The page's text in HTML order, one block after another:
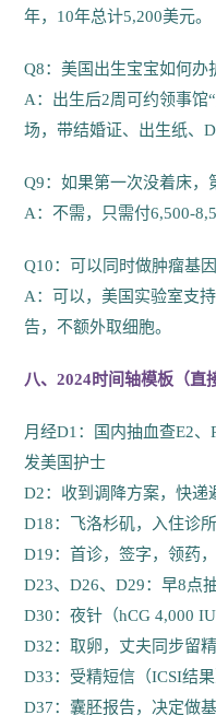
年，10年总计5,200美元。
Q8：美国出生宝宝如何办
A：出生后2周可约领事馆
场，带结婚证、出生纸、
Q9：如果第一次没着床，
A：不需，只需付6,500-
Q10：可以同时做肿瘤基因
A：可以，美国实验室支
告，不额外取细胞。
八、2024时间轴模板（直
月经D1：国内抽血查E2
发美国护士
D2：收到调降方案，快递
D18：飞洛杉矶，入住诊
D19：首诊，签字，领药
D23、D26、D29：早8点
D30：夜针（hCG 4,000 IU
D32：取卵，丈夫同步留精
D33：受精短信（ICSI结果
D37：囊胚报告，决定做